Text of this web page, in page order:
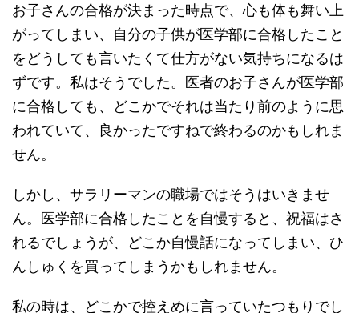
お子さんの合格が決まった時点で、心も体も舞い上
がってしまい、自分の子供が医学部に合格したこと
をどうしても言いたくて仕方がない気持ちになるは
ずです。私はそうでした。医者のお子さんが医学部
に合格しても、どこかでそれは当たり前のように思
われていて、良かったですねで終わるのかもしれま
せん。
しかし、サラリーマンの職場ではそうはいきませ
ん。医学部に合格したことを自慢すると、祝福はさ
れるでしょうが、どこか自慢話になってしまい、ひ
んしゅくを買ってしまうかもしれません。
私の時は、どこかで控えめに言っていたつもりでし